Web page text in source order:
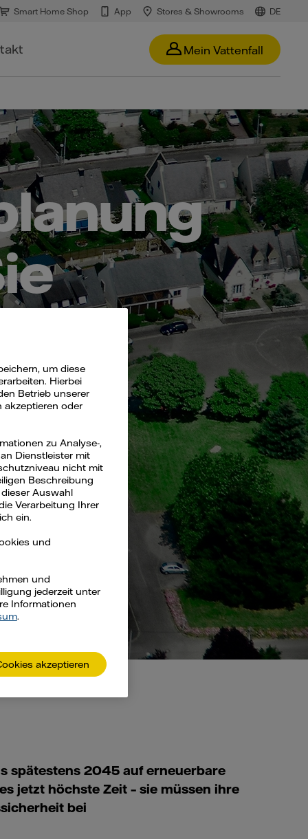
Smart Home Shop App Stores & Showrooms DE
Mein Vattenfall
spätestens 2045 auf erneuerbare
jetzt höchste Zeit – sie müssen ihre
bei
um diese
Hierbei
Betrieb unserer
akzeptieren oder
zu Analyse-,
Dienstleister mit
nicht mit
Beschreibung
Auswahl
Verarbeitung Ihrer
ein.
und
und
jederzeit unter
Informationen
.
akzeptieren